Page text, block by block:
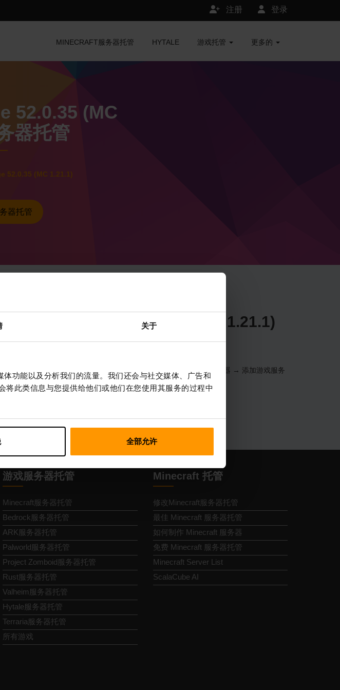
关于
功能以及分析我们的流量。我们还会与社交媒体、广告和
此类信息与您提供给他们或他们在您使用其服务的过程中
全部允许
登录
注册
MINECRAFT服务器托管 HYTALE 游戏托管 更多的
52.0.35 (MC
器托管
52.0.35 (MC 1.21.1)
器托管
建 Minecraft Forge 52.0.35 (MC 1.21.1)
面板
安装%%游戏%%服务器 （服务器 → 选择您的服务器 → 游戏服务器 → 添加游戏服务
52.0.35 (MC 1.21.1)）
器上玩的乐趣!
游戏服务器托管
Minecraft服务器托管
Bedrock服务器托管
ARK服务器托管
Palworld服务器托管
Project Zomboid服务器托管
Rust服务器托管
Valheim服务器托管
Hytale服务器托管
Terraria服务器托管
所有游戏
Minecraft 托管
修改Minecraft服务器托管
最佳 Minecraft 服务器托管
如何制作 Minecraft 服务器
免费 Minecraft 服务器托管
Minecraft Server List
ScalaCube AI